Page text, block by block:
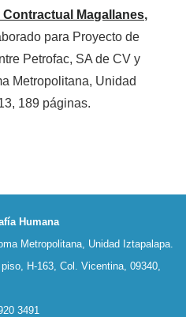
Magallanes,
para Proyecto de
Petrofac, SA de CV y
Metropolitana, Unidad
189 páginas.
Humana
Metropolitana, Unidad Iztapalapa.
piso, H-163,Col. Vicentina, 09340,
3491